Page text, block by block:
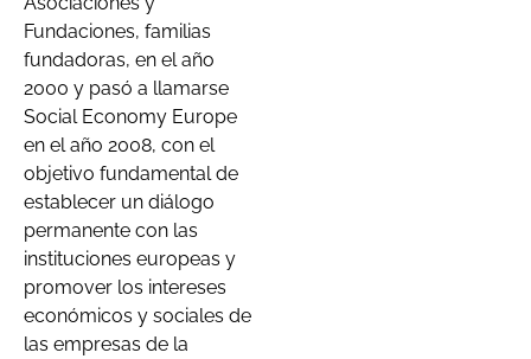
Fundaciones, familias
fundadoras, en el año
2000 y pasó a llamarse
Social Economy Europe
en el año 2008, con el
objetivo fundamental de
establecer un diálogo
permanente con las
instituciones europeas y
promover los intereses
económicos y sociales de
las empresas de la